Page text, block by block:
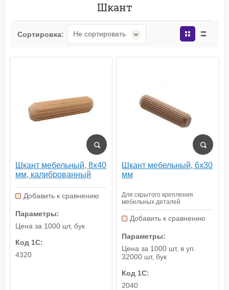
Шкант
Сортировка: Не сортировать
Шкант мебельный, 8х40
мм, калиброванный
Добавить к сравнению
Параметры:
Цена за 1000 шт, бук
Код 1С:
4320
Шкант мебельный, 6х30
мм
Для скрытого крепления
мебельных деталей
Добавить к сравнению
Параметры:
Цена за 1000 шт, в уп.
32000 шт, бук
Код 1С:
2040